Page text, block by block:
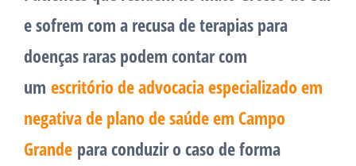
e sofrem com a recusa de terapias para
doenças raras podem contar com
um escritório de advocacia especializado em
negativa de plano de saúde em Campo
Grande para conduzir o caso de forma